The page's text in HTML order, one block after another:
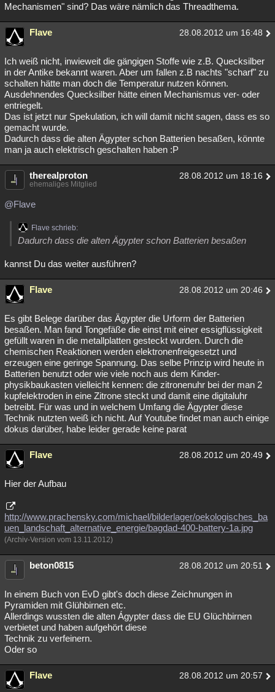
Mechanismen" sind? Das wäre nämlich das Threadthema.
Flave 28.08.2012 um 16:48
Ich weiß nicht, inwieweit die gängigen Stoffe wie z.B. Quecksilber
in der Antike bekannt waren. Aber um fallen z.B nachts "scharf" zu
schalten hätte man doch die Temperatur nutzen können.
Ausdehnendes Quecksilber hätte einen Mechanismus ver- oder
entriegelt.
Das ist jetzt nur Spekulation, ich will damit nicht sagen, dass es so
gemacht wurde.
Dadurch dass die alten Ägypter schon Batterien besaßen, könnte
man ja auch elektrisch geschalten haben :P
therealproton 28.08.2012 um 18:16
ehemaliges Mitglied
@Flave
Flave schrieb:
Dadurch dass die alten Ägypter schon Batterien besaßen
kannst Du das weiter ausführen?
Flave 28.08.2012 um 20:46
Es gibt Belege darüber das Ägypter die Urform der Batterien
besaßen. Man fand Tongefäße die einst mit einer essigflüssigkeit
gefüllt waren in die metallplatten gesteckt wurden. Durch die
chemischen Reaktionen werden elektronenfreigesetzt und
erzeugen eine geringe Spannung. Das selbe Prinzip wird heute in
Batterien benutzt oder wie viele noch aus dem Kinder-
physikbaukasten vielleicht kennen: die zitronenuhr bei der man 2
kupfelektroden in eine Zitrone steckt und damit eine digitaluhr
betreibt. Für was und in welchem Umfang die Ägypter diese
Technik nutzten weiß ich nicht. Auf Youtube findet man auch einige
dokus darüber, habe leider gerade keine parat
Flave 28.08.2012 um 20:49
Hier der Aufbau
http://www.prachensky.com/michael/bilderlager/oekologisches_ba
uen_landschaft_alternative_energie/bagdad-400-battery-1a.jpg
(Archiv-Version vom 13.11.2012)
beton0815 28.08.2012 um 20:51
In einem Buch von EvD gibt's doch diese Zeichnungen in
Pyramiden mit Glühbirnen etc.
Allerdings wussten die alten Ágypter dass die EU Glüchbirnen
verbietet und haben aufgehört diese
Technik zu verfeinern.
Oder so
Flave 28.08.2012 um 20:57